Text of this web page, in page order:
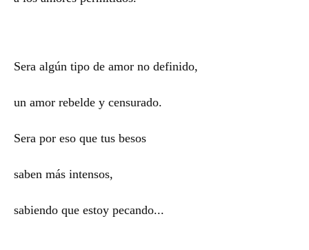
Sera algún tipo de amor no definido,
un amor rebelde y censurado.
Sera por eso que tus besos
saben más intensos,
sabiendo que estoy pecando...